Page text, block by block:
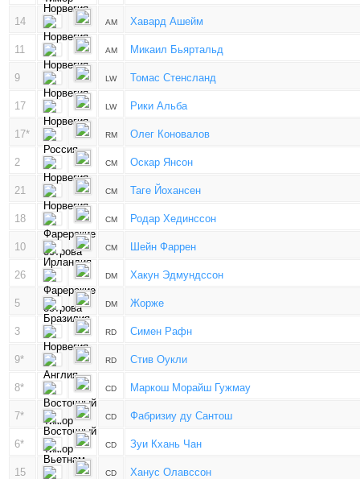
14 AM Хавард Ашейм
11 AM Микаил Бьяртальд
9 LW Томас Стенсланд
17 LW Рики Альба
17* RM Олег Коновалов
2 CM Оскар Янсон
21 CM Таге Йохансен
18 CM Родар Хединссон
10 CM Шейн Фаррен
26 DM Хакун Эдмундссон
5 DM Жорже
3 RD Симен Рафн
9* RD Стив Оукли
8* CD Маркош Морайш Гужмау
7* CD Фабризиу ду Сантош
6* CD Зуи Кхань Чан
15 CD Ханус Олавссон